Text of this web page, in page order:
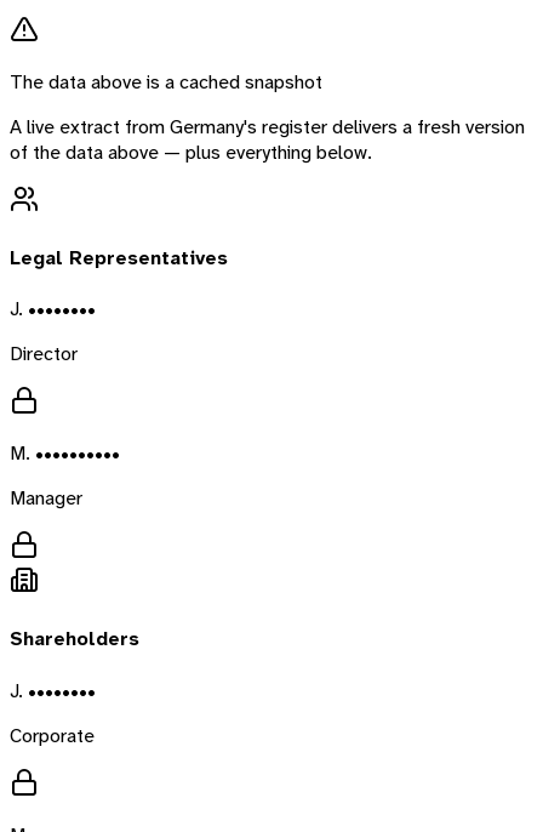
The data above is a cached snapshot
A live extract fromGermany's register delivers a fresh version
of the data above — plus everything below.
Legal Representatives
J. ••••••••
Director
M. ••••••••••
Manager
Shareholders
J. ••••••••
Corporate